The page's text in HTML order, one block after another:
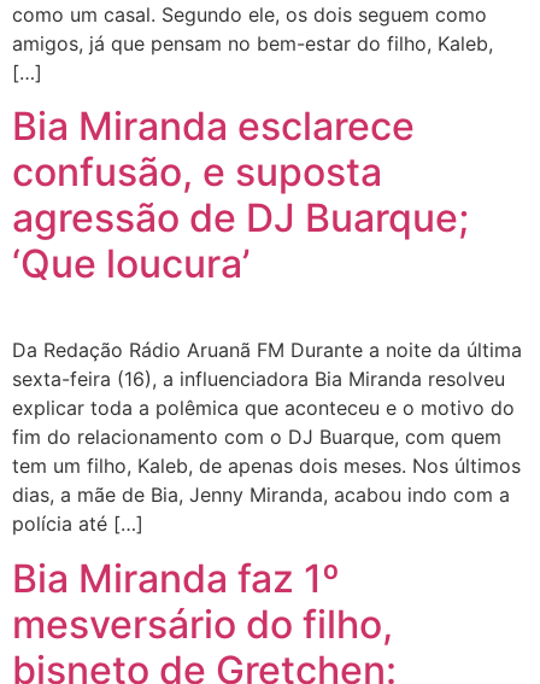
como um casal. Segundo ele, os dois seguem como
amigos, já que pensam no bem-estar do filho, Kaleb,
[…]
Bia Miranda esclarece
confusão, e suposta
agressão de DJ Buarque;
‘Que loucura’
Da Redação Rádio Aruanã FM Durante a noite da última
sexta-feira (16), a influenciadora Bia Miranda resolveu
explicar toda a polêmica que aconteceu e o motivo do
fim do relacionamento com o DJ Buarque, com quem
tem um filho, Kaleb, de apenas dois meses. Nos últimos
dias, a mãe de Bia, Jenny Miranda, acabou indo com a
polícia até […]
Bia Miranda faz 1º
mesversário do filho,
bisneto de Gretchen: